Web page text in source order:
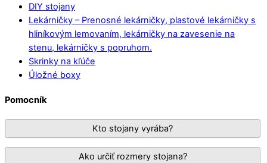
DIY stojany
Lekárničky – Prenosné lekárničky, plastové lekárničky s
hliníkovým lemovaním, lekárničky na zavesenie na
stenu, lekárničky s popruhom.
Skrinky na kľúče
Úložné boxy
Pomocník
Kto stojany vyrába?
Ako určiť rozmery stojana?